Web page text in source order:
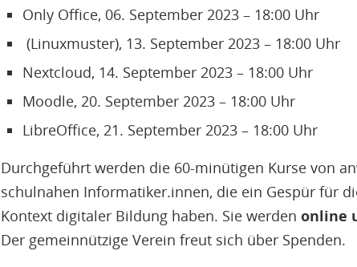
Only Office, 06. September 2023 – 18:00 Uhr
(Linuxmuster), 13. September 2023 – 18:00 Uhr
Nextcloud, 14. September 2023 – 18:00 Uhr
Moodle, 20. September 2023 – 18:00 Uhr
LibreOffice, 21. September 2023 – 18:00 Uhr
Durchgeführt werden die 60-minütigen Kurse von
schulnahen Informatiker.innen, die ein Gespür für
Kontext digitaler Bildung haben. Sie werden online
Der gemeinnützige Verein freut sich über Spenden.